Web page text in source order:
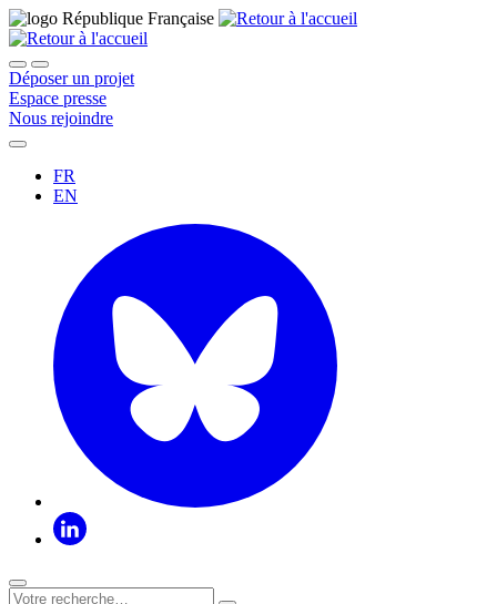
Déposer un projet
Espace presse
Nous rejoindre
FR
EN